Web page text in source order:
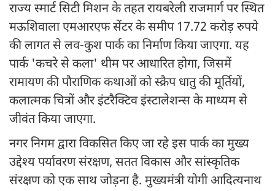
राज्य स्मार्ट सिटी मिशन के तहत रायबरेली राजमार्ग पर स्थित
मऊशिवाला एमआरएफ सेंटर के समीप 17.72 करोड़ रुपये
की लागत से लव-कुश पार्क का निर्माण किया जाएगा. यह
पार्क 'कचरे से कला' थीम पर आधारित होगा, जिसमें
रामायण की पौराणिक कथाओं को स्क्रैप धातु की मूर्तियों,
कलात्मक चित्रों और इंटरैक्टिव इंस्टालेशन्स के माध्यम से
जीवंत किया जाएगा.
नगर निगम द्वारा विकसित किए जा रहे इस पार्क का मुख्य
उद्देश्य पर्यावरण संरक्षण, सतत विकास और सांस्कृतिक
संरक्षण को एक साथ जोड़ना है. मुख्यमंत्री योगी आदित्यनाथ